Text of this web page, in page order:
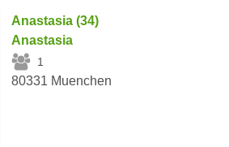
Anastasia (34)
Anastasia
1
80331 Muenchen